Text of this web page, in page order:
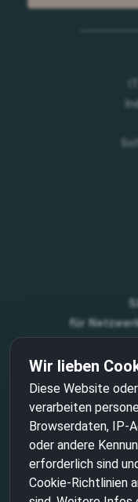
für
Zertifiziert durch die
Wir lieben
Diese Website
verarbeiten
Browserdaten, IP-
oder andere
erforderlich sind
Cookie-Richtlinien